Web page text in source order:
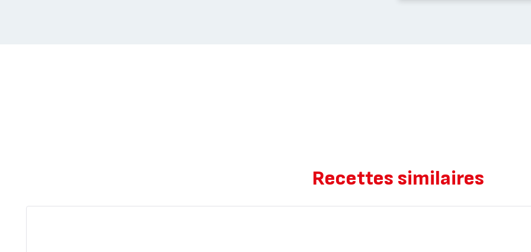
Recettes similaires